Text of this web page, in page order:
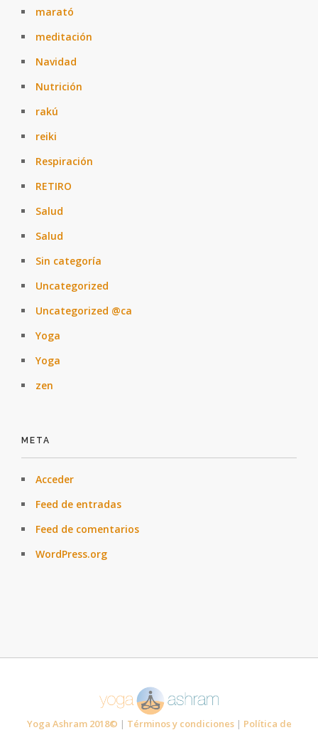
marató
meditación
Navidad
Nutrición
rakú
reiki
Respiración
RETIRO
Salud
Salud
Sin categoría
Uncategorized
Uncategorized @ca
Yoga
Yoga
zen
META
Acceder
Feed de entradas
Feed de comentarios
WordPress.org
Yoga Ashram 2018© | Términos y condiciones| Política de